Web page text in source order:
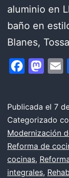
aluminio en
baño en
Blanes,
Publicada el 7
Categorizado
Modernización
Reforma de
cocinas,
integrales,